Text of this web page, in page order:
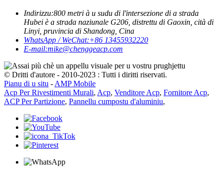
Indirizzu:800 metri à u sudu di l'intersezione di a strada
Hubei è a strada naziunale G206, distrettu di Gaoxin, cità di
Linyi, pruvincia di Shandong, Cina
WhatsApp / WeChat:+86 13455932220
E-mail:mike@chenggeacp.com
© Dritti d'autore - 2010-2023 : Tutti i diritti riservati.
Pianu di u situ - AMP Mobile
Acp Per Rivestimenti Murali, Acp, Venditore Acp, Fornitore Acp,
ACP Per Partizione, Pannellu cumpostu d'aluminiu,